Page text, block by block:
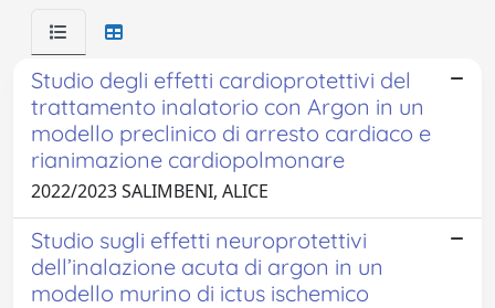
Studio degli effetti cardioprotettivi del
trattamento inalatorio con Argon in un
modello preclinico di arresto cardiaco e
rianimazione cardiopolmonare
2022/2023 SALIMBENI, ALICE
Studio sugli effetti neuroprotettivi
dell’inalazione acuta di argon in un
modello murino di ictus ischemico